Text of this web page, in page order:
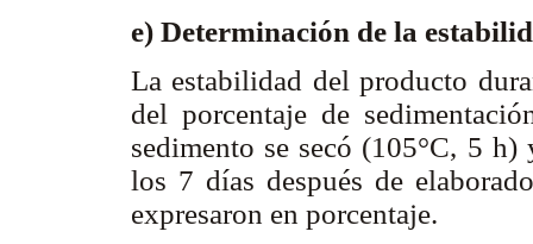
e) Determinación de la
La estabilidad del producto
del porcentaje de
sedimento se secó (105°C, 5
los 7 días después de
expresaron en porcentaje.